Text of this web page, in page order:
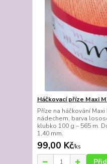
Háčkovací příze Maxi
Příze na háčkování
nádechem, barva
klubko 100 g – 565 m.
1,40 mm.
99,00 Kč/ks